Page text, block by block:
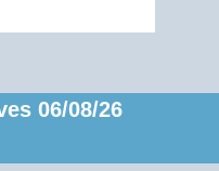
06/08/26